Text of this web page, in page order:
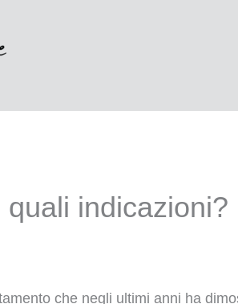
indicazioni?
che negli ultimi anni ha